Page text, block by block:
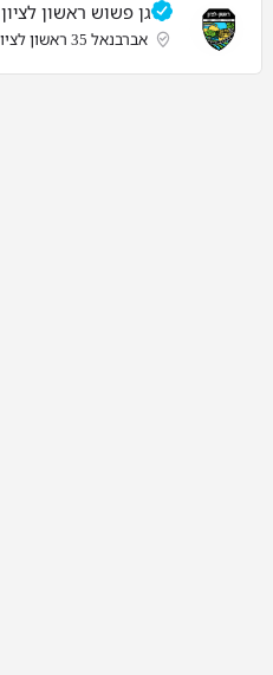
גן פשוש ראשון לציון
אברבנאל 35 ראשון לציון